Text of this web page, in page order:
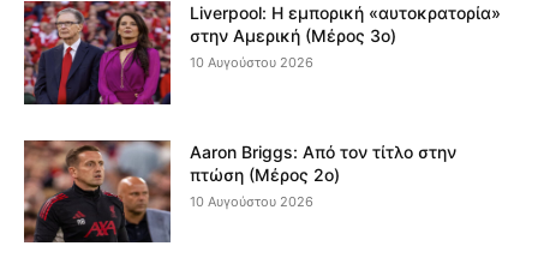
Liverpool: Η εμπορική «αυτοκρατορία»
στην Αμερική (Μέρος 3ο)
10 Αυγούστου 2026
Aaron Briggs: Από τον τίτλο στην
πτώση (Μέρος 2ο)
10 Αυγούστου 2026